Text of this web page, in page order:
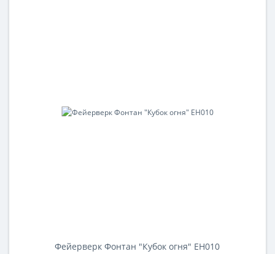
Фейерверк Фонтан "Кубок огня" EH010